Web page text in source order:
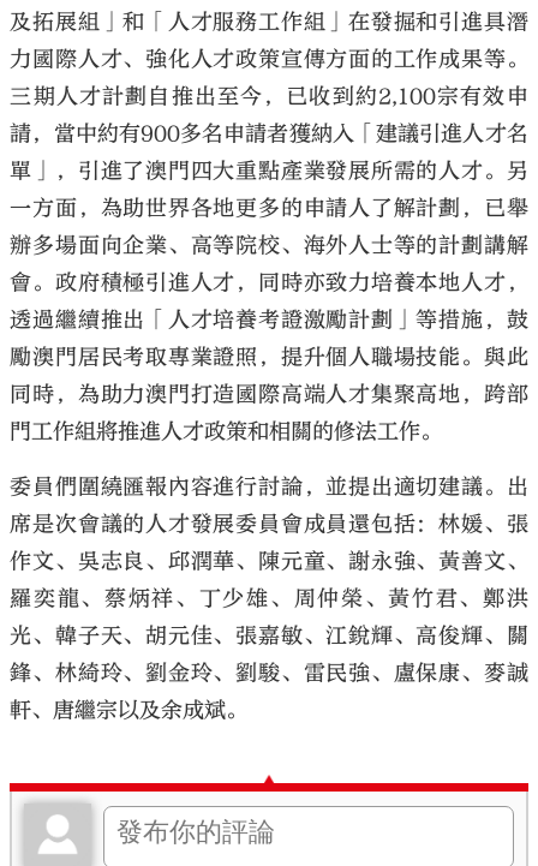
及拓展組」和「人才服務工作組」在發掘和引進具潛
力國際人才、強化人才政策宣傳方面的工作成果等。
三期人才計劃自推出至今，已收到約2,100宗有效申
請，當中約有900多名申請者獲納入「建議引進人才名
單」，引進了澳門四大重點產業發展所需的人才。另
一方面，為助世界各地更多的申請人了解計劃，已舉
辦多場面向企業、高等院校、海外人士等的計劃講解
會。政府積極引進人才，同時亦致力培養本地人才，
透過繼續推出「人才培養考證激勵計劃」等措施，鼓
勵澳門居民考取專業證照，提升個人職場技能。與此
同時，為助力澳門打造國際高端人才集聚高地，跨部
門工作組將推進人才政策和相關的修法工作。
委員們圍繞匯報內容進行討論，並提出適切建議。出
席是次會議的人才發展委員會成員還包括：林媛、張
作文、吳志良、邱潤華、陳元童、謝永強、黃善文、
羅奕龍、蔡炳祥、丁少雄、周仲榮、黃竹君、鄭洪
光、韓子天、胡元佳、張嘉敏、江銳輝、高俊輝、關
鋒、林綺玲、劉金玲、劉駿、雷民強、盧保康、麥誠
軒、唐繼宗以及余成斌。